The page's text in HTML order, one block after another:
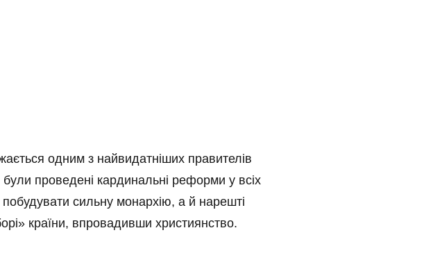
одним з найвидатніших правителів
були проведені кардинальні реформи у всіх
сильну монархію, а й нарешті
країни, впровадивши християнство.